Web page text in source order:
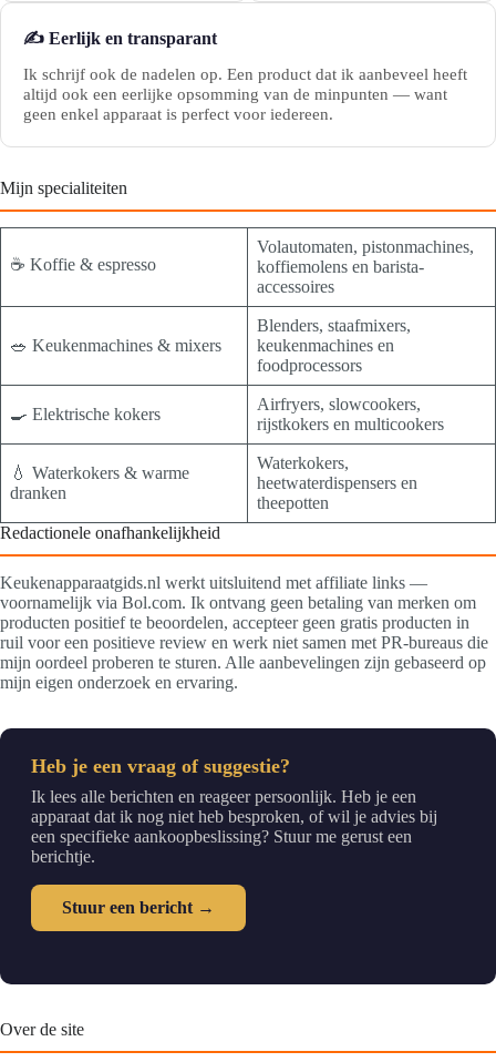
✍️ Eerlijk en transparant
Ik schrijf ook de nadelen op. Een product dat ik aanbeveel heeft
altijd ook een eerlijke opsomming van de minpunten — want
geen enkel apparaat is perfect voor iedereen.
Mijn specialiteiten
☕ Koffie & espresso
Volautomaten, pistonmachines,
koffiemolens en barista-
accessoires
🥗 Keukenmachines & mixers
Blenders, staafmixers,
keukenmachines en
foodprocessors
🍳 Elektrische kokers
Airfryers, slowcookers,
rijstkokers en multicookers
💧 Waterkokers & warme
dranken
Waterkokers,
heetwaterdispensers en
theepotten
Redactionele onafhankelijkheid
Keukenapparaatgids.nl werkt uitsluitend met affiliate links —
voornamelijk via Bol.com. Ik ontvang geen betaling van merken om
producten positief te beoordelen, accepteer geen gratis producten in
ruil voor een positieve review en werk niet samen met PR-bureaus die
mijn oordeel proberen te sturen. Alle aanbevelingen zijn gebaseerd op
mijn eigen onderzoek en ervaring.
Heb je een vraag of suggestie?
Ik lees alle berichten en reageer persoonlijk. Heb je een
apparaat dat ik nog niet heb besproken, of wil je advies bij
een specifieke aankoopbeslissing? Stuur me gerust een
berichtje.
Stuur een bericht →
Over de site